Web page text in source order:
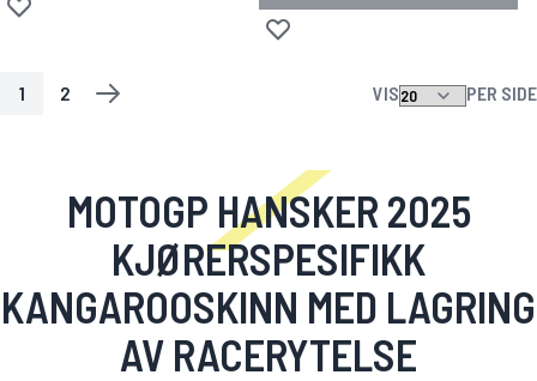
Legg til i ønskeliste
Legg til i ønskeliste
SIDEYOU'RE CURRENTLY READING PAGE
1
SIDE
2
SIDE
NESTE
VIS PER SIDE
MOTOGP HANSKER 2025
KJØRERSPESIFIKK
KANGAROOSKINN MED LAGRING
AV RACERYTELSE